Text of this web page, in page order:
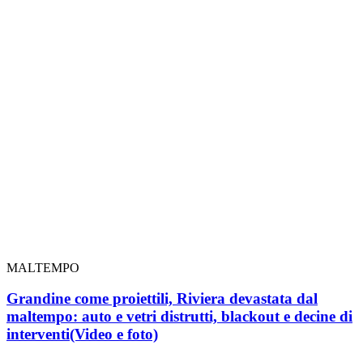
MALTEMPO
Grandine come proiettili, Riviera devastata dal
maltempo: auto e vetri distrutti, blackout e decine di
interventi(Video e foto)